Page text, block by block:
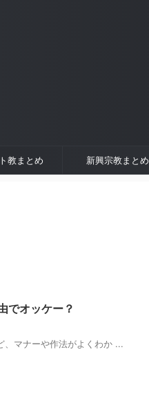
教まとめ 新興宗教まとめ
でオッケー？
、マナーや作法がよくわか ...